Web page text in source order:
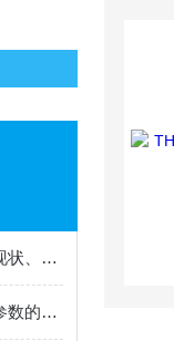
医用电气设备电磁兼容的现状、发展动向及专业医用电磁兼容试验室的建设
探头和示波器型号对校准参数的影响